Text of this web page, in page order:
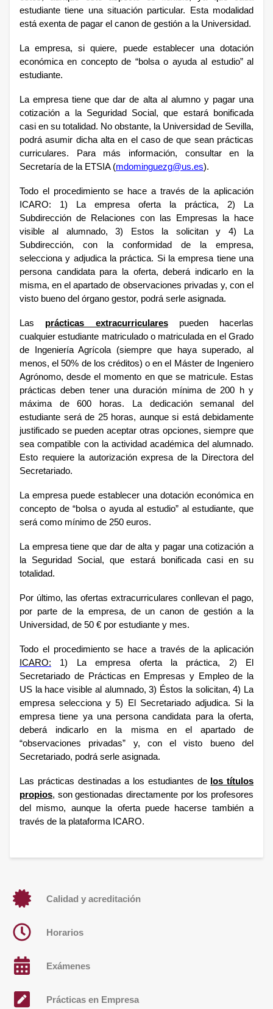
estudiante tiene una situación particular. Esta modalidad
está exenta de pagar el canon de gestión a la Universidad.
La empresa, si quiere, puede establecer una dotación
económica en concepto de “bolsa o ayuda al estudio” al
estudiante.
La empresa tiene que dar de alta al alumno y pagar una
cotización a la Seguridad Social, que estará bonificada
casi en su totalidad. No obstante, la Universidad de Sevilla,
podrá asumir dicha alta en el caso de que sean prácticas
curriculares. Para más información, consultar en la
Secretaría de la ETSIA (mdominguezg@us.es).
Todo el procedimiento se hace a través de la aplicación
ICARO: 1) La empresa oferta la práctica, 2) La
Subdirección de Relaciones con las Empresas la hace
visible al alumnado, 3) Estos la solicitan y 4) La
Subdirección, con la conformidad de la empresa,
selecciona y adjudica la práctica. Si la empresa tiene una
persona candidata para la oferta, deberá indicarlo en la
misma, en el apartado de observaciones privadas y, con el
visto bueno del órgano gestor, podrá serle asignada.
Las prácticas extracurricularespueden hacerlas
cualquier estudiante matriculado o matriculada en el Grado
de Ingeniería Agrícola (siempre que haya superado, al
menos, el 50% de los créditos) o en el Máster de Ingeniero
Agrónomo, desde el momento en que se matricule. Estas
prácticas deben tener una duración mínima de 200 h y
máxima de 600 horas. La dedicación semanal del
estudiante será de 25 horas, aunque si está debidamente
justificado se pueden aceptar otras opciones, siempre que
sea compatible con la actividad académica del alumnado.
Esto requiere la autorización expresa de la Directora del
Secretariado.
La empresa puede establecer una dotación económica en
concepto de “bolsa o ayuda al estudio” al estudiante, que
será como mínimo de 250 euros.
La empresa tiene que dar de alta y pagar una cotización a
la Seguridad Social, que estará bonificada casi en su
totalidad.
Por último, las ofertas extracurriculares conllevan el pago,
por parte de la empresa, de un canon de gestión a la
Universidad, de 50 € por estudiante y mes.
Todo el procedimiento se hace a través de la aplicación
ICARO: 1) La empresa oferta la práctica, 2) El
Secretariado de Prácticas en Empresas y Empleo de la
US la hace visible al alumnado, 3) Éstos la solicitan, 4) La
empresa selecciona y 5) El Secretariado adjudica. Si la
empresa tiene ya una persona candidata para la oferta,
deberá indicarlo en la misma en el apartado de
“observaciones privadas” y, con el visto bueno del
Secretariado, podrá serle asignada.
Las prácticas destinadas a los estudiantes de los títulos
propios, son gestionadas directamente por los profesores
del mismo, aunque la oferta puede hacerse también a
través de la plataforma ICARO.
Calidad y acreditación
Horarios
Exámenes
Prácticas en Empresa